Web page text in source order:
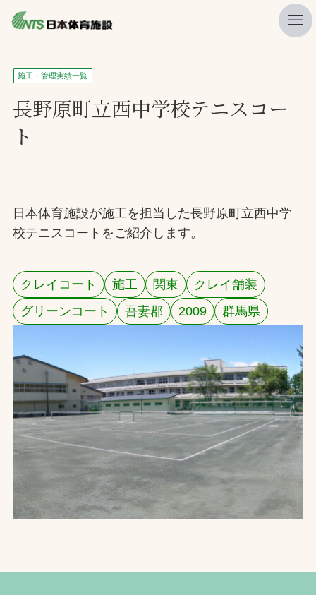
私たちの強み
ニュース
プレスリリース
施工・管理実績一覧
会社概要
採用情報
検索
お取引先の皆様へ
プライバシーポリシー
ソーシャルメディアポリシー
施工・管理実績一覧
長野原町立西中学校テニスコー
ト
日本体育施設が施工を担当した長野原町立西中学
校テニスコートをご紹介します。
クレイコート 施工 関東
クレイ舗装
グリーンコート
吾妻郡 2009 群馬県